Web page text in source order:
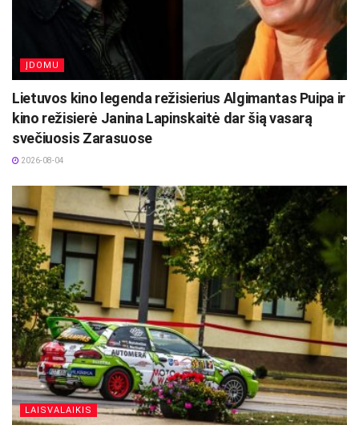
ĮDOMU
Lietuvos kino legenda režisierius Algimantas Puipa ir
kino režisierė Janina Lapinskaitė dar šią vasarą
svečiuosis Zarasuose
2026-08-04
LAISVALAIKIS